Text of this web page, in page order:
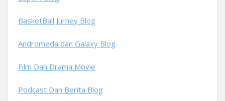
BasketBall Jurney Blog
Andromeda dan Galaxy Blog
Film Dan Drama Movie
Podcast Dan Berita Blog